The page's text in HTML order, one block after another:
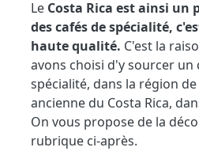
Le Costa Rica est ainsi un
des cafés de spécialité,
haute qualité. C'est la
avons choisi d'y sourcer un
spécialité, dans la région
ancienne du Costa Rica,
On vous propose de la
rubrique ci-après.